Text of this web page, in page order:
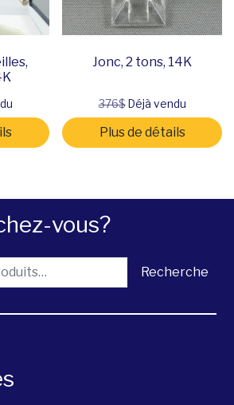
vous?
Recherche
Jonc, 2 tons, 14K
376$Déjà vendu
Plus de détails